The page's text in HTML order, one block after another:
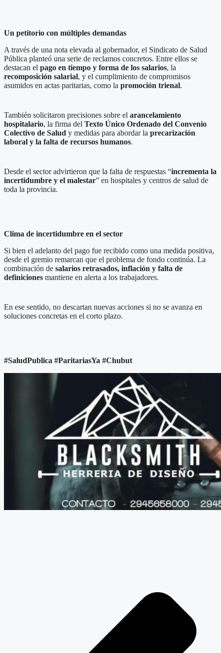
Un petitorio con múltiples demandas
A través de una nota elevada al gobernador, el Sindicato de Salud
Pública planteó una serie de reclamos concretos. Entre ellos se
destacan el pago en tiempo y forma de los salarios, la
recomposición salarial, y el cumplimiento de compromisos
asumidos en actas paritarias, como la promoción trienal.
También solicitaron precisiones sobre el arancelamiento
hospitalario, la firma del Texto Único Ordenado del Convenio
Colectivo de Salud y medidas para abordar la precarización
laboral y la falta de recursos humanos.
Desde el sector advirtieron que la falta de respuestas “incrementa la
incertidumbre y el malestar” en hospitales y centros de salud de
toda la provincia.
Clima de incertidumbre en el sector
Si bien el adelanto del pago fue recibido como una medida positiva,
desde el gremio remarcan que el problema de fondo continúa. La
combinación de salarios retrasados, inflación y falta de
definiciones mantiene en alerta a los trabajadores.
En ese sentido, no descartan nuevas acciones si no se avanza en
soluciones concretas en el corto plazo.
#SaludPublica #ParitariasYa #Chubut